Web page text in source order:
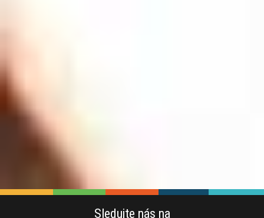
Sledujte nás na